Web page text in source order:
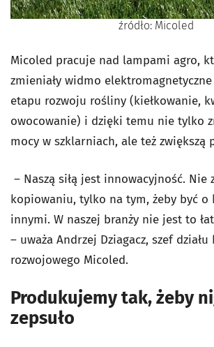
źródło: Micoled
Micoled pracuje nad lampami agro,
zmieniały widmo
etapu rozwoju rośliny (kiełkowanie,
owocowanie) i dzięki temu nie tylko
mocy w szklarniach, ale też zwiększą
– Naszą siłą jest innowacyjność. Nie
kopiowaniu, tylko na tym, żeby być o
innymi. W naszej branży nie jest to
– uważa Andrzej Dziagacz, szef działu
rozwojowego Micoled.
Produkujemy tak, żeby
zepsuło